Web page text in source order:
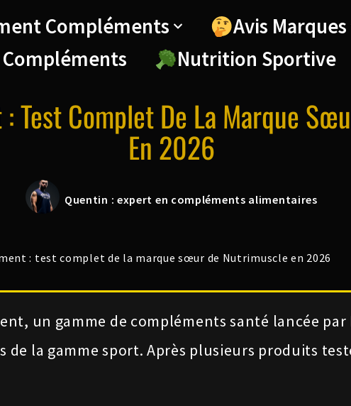
Compléments Avis Marques
Compléments
Nutrition Sportive
Test Complet De La Marque
En 2026
Quentin : expert en compléments alimentaires
: test complet de la marque sœur de Nutrimuscle en 2026
un gamme de compléments santé lancée
la gamme sport. Après plusieurs produits